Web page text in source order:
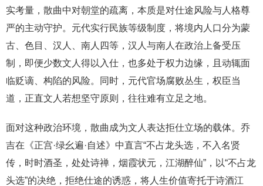
实考量，散曲中对朝堂的疏离，本质是对仕途风险与人格尊
严的主动守护。元代实行民族等级制度，将境内人口分为蒙
古、色目、汉人、南人四等，汉人与南人在政治上备受压
制，即便少数文人得以入仕，也多处于权力边缘，且动辄面
临贬谪、构陷的风险。同时，元代官场腐败丛生，权臣当
道，正直文人若想坚守原则，往往难有立足之地。
面对这种政治环境，散曲成为文人表达拒仕立场的载体。乔
吉在《正宫·绿幺遍·自述》中直言“不占龙头选，不入名贤
传，时时酒圣，处处诗禅，烟霞状元，江湖醉仙”，以“不占龙
头选”的决绝，拒绝仕途的诱惑，将人生价值寄托于诗酒江